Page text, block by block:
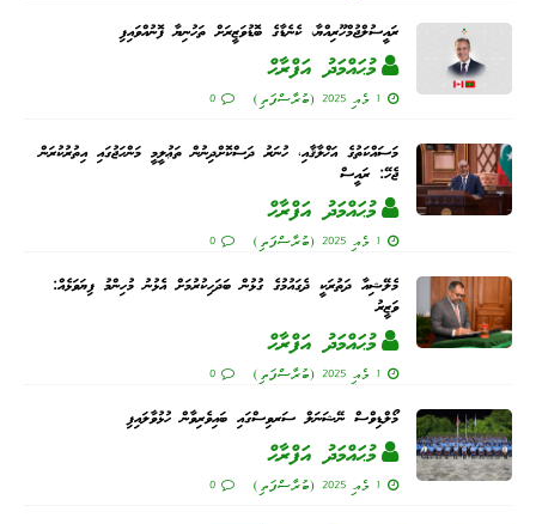
ރައީސުލްޖުމްހޫރިއްޔާ، ކެނެޑާގެ ބޮޑުވަޒީރަށް ތަހުނިޔާ ފޮނުއްވައިފި
މުޙައްމަދު އަފްރާޙް
1 މެއި 2025 (ބުރާސްފަތި) 0
މަސައްކަތުގެ އަޚްލާޤާއި، ހުނަރު ދަސްކޮށްދިނުން ތަޢުލީމީ މަންހަޖުގައި އިތުރުކުރަން
ޖެހޭ: ރައީސް
މުޙައްމަދު އަފްރާޙް
1 މެއި 2025 (ބުރާސްފަތި) 0
މެލޭޝިއާ ދަތުރަކީ ދެގައުމުގެ ގުޅުން ބަދަހިކުރުމަށް އެޅުނު މުހިންމު ފިޔަވަޅެއް:
ވަޒީރު
މުޙައްމަދު އަފްރާޙް
1 މެއި 2025 (ބުރާސްފަތި) 0
މޯލްޑިވްސް ނޭޝަނަލް ސަރވިސްގައި ބައިވެރިވާން ހުޅުވާލައިފި
މުޙައްމަދު އަފްރާޙް
1 މެއި 2025 (ބުރާސްފަތި) 0